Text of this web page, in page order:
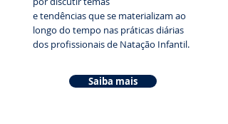
e tendências que se materializam ao
longo do tempo nas práticas diárias
dos profissionais de Natação Infantil.
Saiba mais